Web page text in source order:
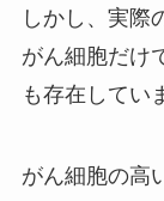
しかし、実際
がん細胞だけ
も存在してい
がん細胞の高